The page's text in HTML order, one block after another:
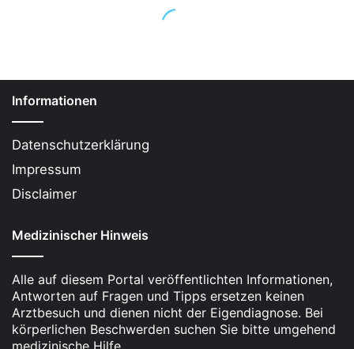
Informationen
Datenschutzerklärung
Impressum
Disclaimer
Medizinischer Hinweis
Alle auf diesem Portal veröffentlichten Informationen,
Antworten auf Fragen und Tipps ersetzen keinen
Arztbesuch und dienen nicht der Eigendiagnose. Bei
körperlichen Beschwerden suchen Sie bitte umgehend